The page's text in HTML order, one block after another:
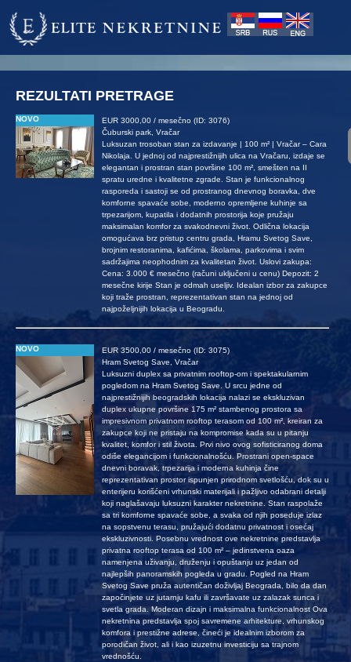
REZULTATI PRETRAGE
NOVO
EUR 3000,00 / mesečno (ID: 3076)
Čuburski park, Vračar
Luksuzan trosoban stan za izdavanje | 100 m² | Vračar – Cara
Nikolaja. U jednoj od najprestižnijih ulica na Vračaru, izdaje se
elegantan i prostran stan površine 100 m², smešten na II
spratu uredne i kvalitetne zgrade. Stan je funkcionalnog
rasporeda i sastoji se od prostranog dnevnog boravka, dve
komforne spavaće sobe, moderno opremljene kuhinje sa
trpezarijom, kupatila i dodatnih prostorija koje pružaju
maksimalan komfor za svakodnevni život. Odlična lokacija
omogućava brz pristup centru grada, Hramu Svetog Save,
brojnim restoranima, kafićima, školama, parkovima i svim
sadržajima neophodnim za kvalitetan život. Uslovi zakupa:
Cena: 3.000 € mesečno (računi uključeni u cenu) Depozit: 2
mesečne kirije Stan je odmah useljiv. Idealan izbor za zakupce
koji traže prostran, reprezentativan stan na jednoj od
najpoželjnijih lokacija u Beogradu.
NOVO
EUR 3500,00 / mesečno (ID: 3075)
Hram Svetog Save, Vračar
Luksuzni duplex sa privatnim rooftop-om i spektakularnim
pogledom na Hram Svetog Save. U srcu jedne od
najprestižnijih beogradskih lokacija nalazi se ekskluzivan
duplex ukupne površine 175 m² stambenog prostora sa
impresivnom privatnom rooftop terasom od 100 m², kreiran za
zakupce koji ne pristaju na kompromise kada su u pitanju
kvalitet, komfor i stil života. Prvi nivo ovog sofisticiranog doma
odiše elegancijom i funkcionalnošću. Prostrani open-space
dnevni boravak, trpezarija i moderna kuhinja čine
reprezentativan prostor ispunjen prirodnom svetlošću, dok su u
enterijeru korišćeni vrhunski materijali i pažljivo odabrani detalji
koji naglašavaju luksuzni karakter nekretnine. Stan raspolaže
sa tri komforne spavaće sobe, a svaka od njih poseduje izlaz
na sopstvenu terasu, pružajući dodatnu privatnost i osećaj
ekskluzivnosti. Posebnu vrednost ove nekretnine predstavlja
privatna rooftop terasa od 100 m² – jedinstvena oaza
namenjena uživanju, druženju i opuštanju uz jedan od
najlepših panoramskih pogleda u gradu. Pogled na Hram
Svetog Save pruža autentičan doživljaj Beograda, bilo da dan
započinjete uz jutarnju kafu ili završavate uz zalazak sunca i
svetla grada. Moderan dizajn i maksimalna funkcionalnost Ova
nekretnina predstavlja spoj savremene arhitekture, vrhunskog
komfora i prestižne adrese, čineći je idealnim izborom za
porodičan život, ali i kao izuzetnu investiciju sa trajnom
vrednošću.